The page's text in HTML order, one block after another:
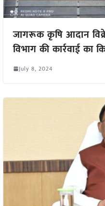
जागरूक कृषि आदान
विभाग की कार्रवाई का
July 8, 2024